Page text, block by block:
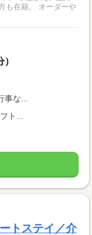
オーダーや
な...
ト...
トステイ／介